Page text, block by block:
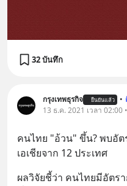
32 บันทึก
กรุงเทพธุรกิจ ยืนยันแล้ว •
13 ธ.ค. 2021 เวลา 02:00
คนไทย "อ้วน" ขึ้น? พบอั
เอเชียจาก 12 ประเทศ
ผลวิจัยชี้ว่า คนไทยมีอัตร